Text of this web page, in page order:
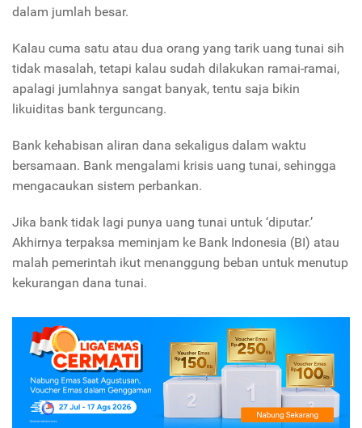
dalam jumlah besar.
Kalau cuma satu atau dua orang yang tarik uang tunai sih
tidak masalah, tetapi kalau sudah dilakukan ramai-ramai,
apalagi jumlahnya sangat banyak, tentu saja bikin
likuiditas bank terguncang.
Bank kehabisan aliran dana sekaligus dalam waktu
bersamaan. Bank mengalami krisis uang tunai, sehingga
mengacaukan sistem perbankan.
Jika bank tidak lagi punya uang tunai untuk ‘diputar.’
Akhirnya terpaksa meminjam ke Bank Indonesia (BI) atau
malah pemerintah ikut menanggung beban untuk menutup
kekurangan dana tunai.